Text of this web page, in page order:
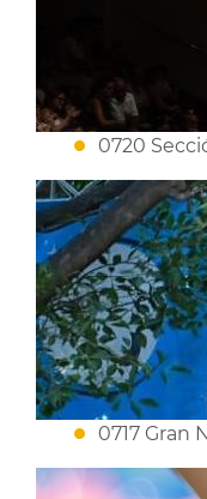
0720
0717 Gran